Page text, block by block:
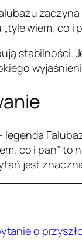
wiem, co i
stabilności.
legenda
co i pan”
jest
o